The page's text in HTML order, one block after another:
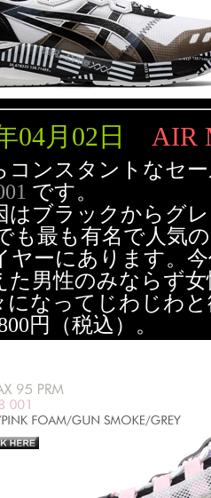
04月02日 AIR
コンスタントなセ
です。
はブラックからグ
も最も有名で人気
ヤーにあります。
た男性のみならず
になってじわじわ
円（税込）。